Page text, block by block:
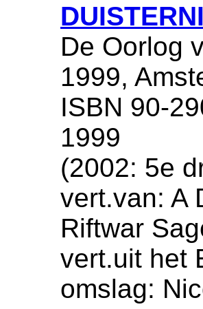
De Oorlog
1999,
ISBN 90-
1999
(2002: 5e
vert.van: A
Riftwar
vert.uit het
omslag: